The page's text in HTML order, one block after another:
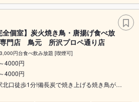
全個室】炭火焼き鳥・唐揚げ食べ放
門店 鳥元 所沢プロペ通り店
円台食べ飲み放題 [喫煙可]
4000円
4000円
北口徒歩1分!備長炭で焼き上げる焼き鳥が…